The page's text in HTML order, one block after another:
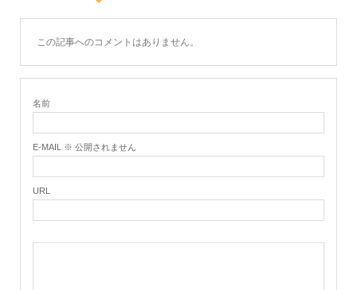
この記事へのコメントはありません。
名前
E-MAIL ※ 公開されません
URL